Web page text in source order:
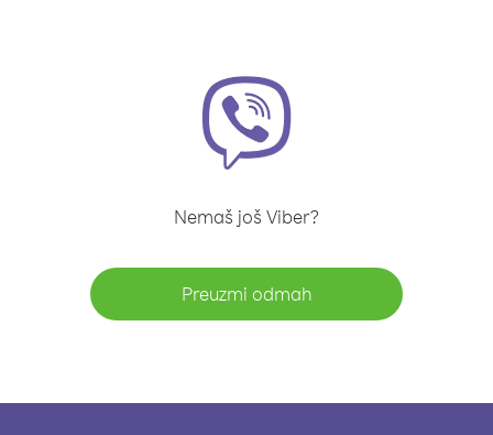
Nemaš još Viber?
Preuzmi odmah